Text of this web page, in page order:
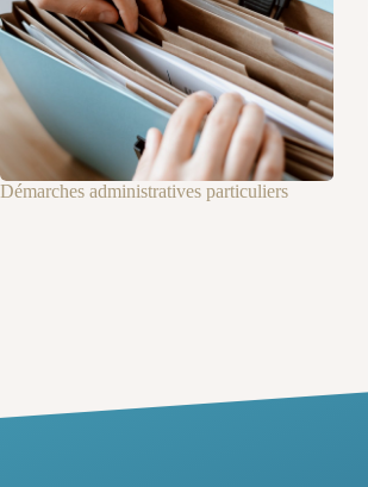
Démarches administratives particuliers